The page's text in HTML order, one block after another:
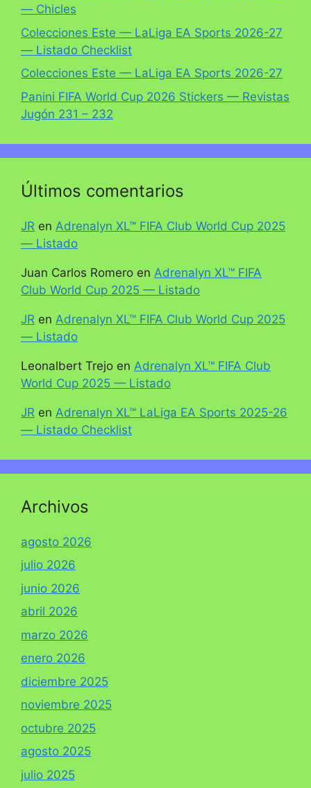
— Chicles
Colecciones Este — LaLiga EA Sports 2026-27
— Listado Checklist
Colecciones Este — LaLiga EA Sports 2026-27
Panini FIFA World Cup 2026 Stickers — Revistas
Jugón 231 – 232
Últimos comentarios
JR en Adrenalyn XL™ FIFA Club World Cup 2025
— Listado
Juan Carlos Romero en Adrenalyn XL™ FIFA
Club World Cup 2025 — Listado
JR en Adrenalyn XL™ FIFA Club World Cup 2025
— Listado
Leonalbert Trejo en Adrenalyn XL™ FIFA Club
World Cup 2025 — Listado
JR en Adrenalyn XL™ LaLiga EA Sports 2025-26
— Listado Checklist
Archivos
agosto 2026
julio 2026
junio 2026
abril 2026
marzo 2026
enero 2026
diciembre 2025
noviembre 2025
octubre 2025
agosto 2025
julio 2025